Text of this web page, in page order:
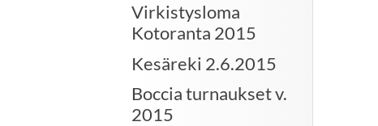
Virkistysloma
Kotoranta 2015
Kesäreki 2.6.2015
Boccia turnaukset v.
2015